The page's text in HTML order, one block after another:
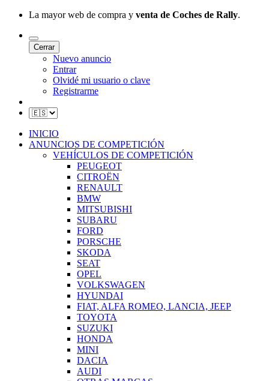
La mayor web de compra y venta de Coches de Rally.
Cerrar
Nuevo anuncio
Entrar
Olvidé mi usuario o clave
Registrarme
INICIO
ANUNCIOS DE COMPETICIÓN
VEHÍCULOS DE COMPETICIÓN
PEUGEOT
CITROËN
RENAULT
BMW
MITSUBISHI
SUBARU
FORD
PORSCHE
SKODA
SEAT
OPEL
VOLKSWAGEN
HYUNDAI
FIAT, ALFA ROMEO, LANCIA, JEEP
TOYOTA
SUZUKI
HONDA
MINI
DACIA
AUDI